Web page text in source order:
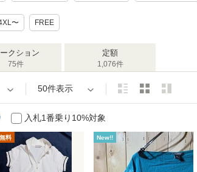
〜 FREE
クション
75件
定額
1,076件
50件表示
入札1番乗り10%対象
料 New!!